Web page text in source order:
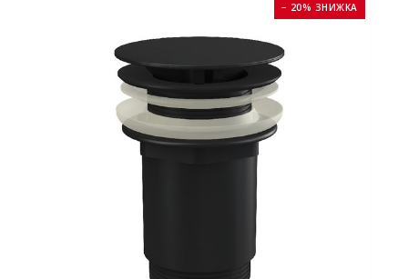
− 20% ЗНИЖКА